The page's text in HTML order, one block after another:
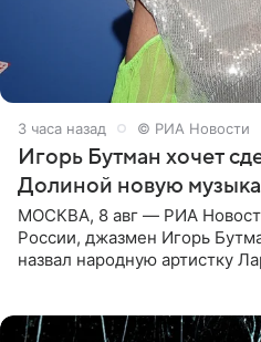
3 часа назад © РИА Новости
Игорь Бутман хочет
Долиной новую
МОСКВА, 8 авг — РИА
России, джазмен Игорь
назвал народную артистку